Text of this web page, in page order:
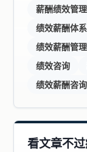
薪酬绩效管
绩效薪酬体
绩效薪酬管
绩效咨询
绩效薪酬咨
看文章不过